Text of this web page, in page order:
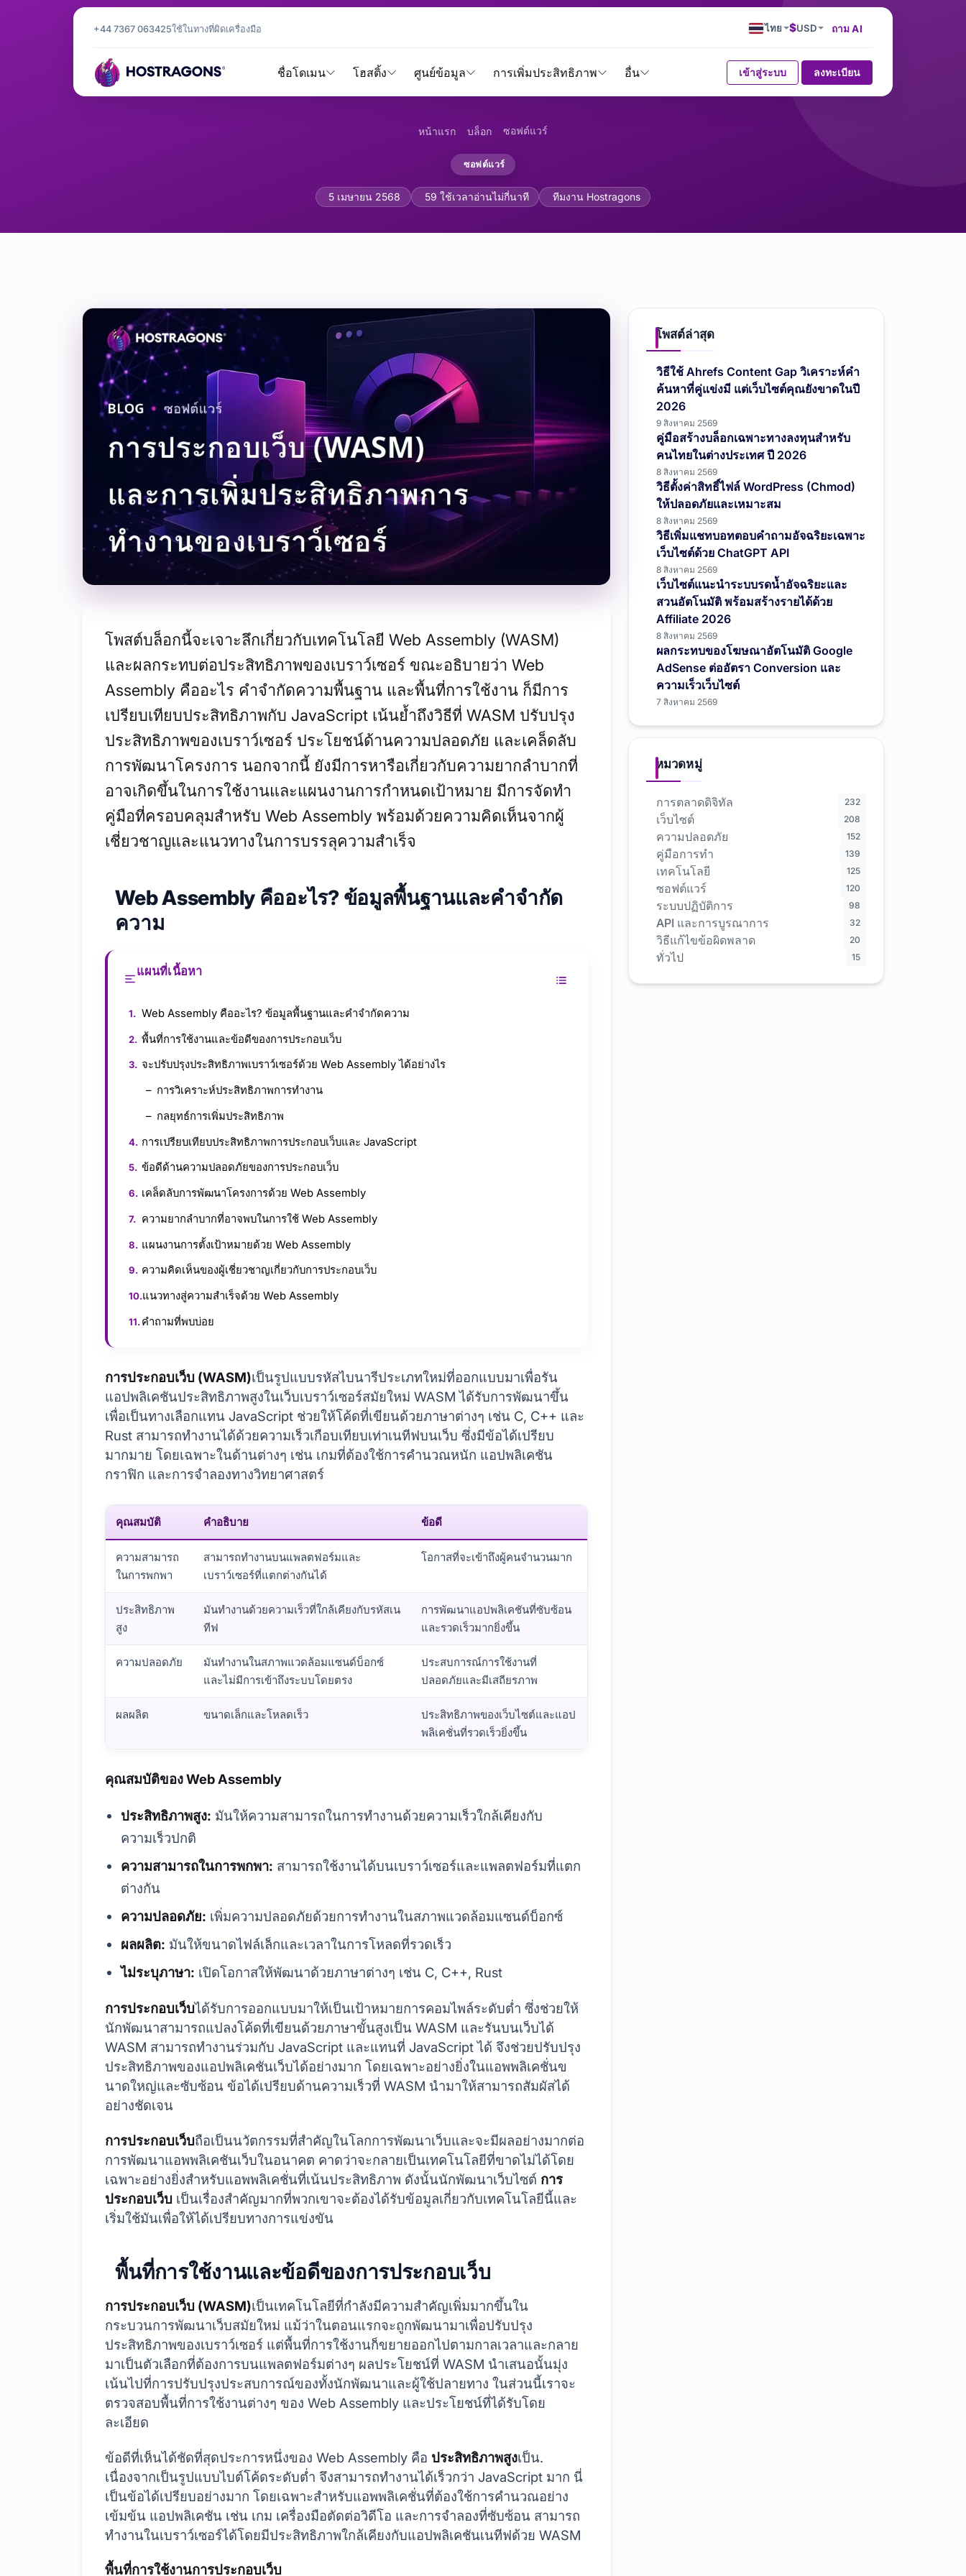
+44 7367 063425ใช้ในทางที่ผิดเครื่องมือ ไทย $USD ถาม AI
ชื่อโดเมน โฮสติ้ง ศูนย์ข้อมูล การเพิ่มประสิทธิภาพ อื่น เข้าสู่ระบบ ลงทะเบียน
หน้าแรก บล็อก ซอฟต์แวร์
ซอฟต์แวร์
การประกอบเว็บ (WASM) และการเพิ่มประสิทธิภาพการทำงาน
5 เมษายน 2568 59 ใช้เวลาอ่านไม่กี่นาที ทีมงาน Hostragons
โพสต์บล็อกนี้จะเจาะลึกเกี่ยวกับเทคโนโลยี Web Assembly (WASM)
และผลกระทบต่อประสิทธิภาพของเบราว์เซอร์ ขณะอธิบายว่า Web
Assembly คืออะไร คำจำกัดความพื้นฐาน และพื้นที่การใช้งาน ก็มีการ
เปรียบเทียบประสิทธิภาพกับ JavaScript เน้นย้ำถึงวิธีที่ WASM ปรับปรุง
ประสิทธิภาพของเบราว์เซอร์ ประโยชน์ด้านความปลอดภัย และเคล็ดลับ
การพัฒนาโครงการ นอกจากนี้ ยังมีการหารือเกี่ยวกับความยากลำบากที่
อาจเกิดขึ้นในการใช้งานและแผนงานการกำหนดเป้าหมาย มีการจัดทำ
คู่มือที่ครอบคลุมสำหรับ Web Assembly พร้อมด้วยความคิดเห็นจากผู้
เชี่ยวชาญและแนวทางในการบรรลุความสำเร็จ
Web Assembly คืออะไร? ข้อมูลพื้นฐานและคำจำกัด
ความ
แผนที่เนื้อหา
Web Assembly คืออะไร? ข้อมูลพื้นฐานและคำจำกัดความ
พื้นที่การใช้งานและข้อดีของการประกอบเว็บ
จะปรับปรุงประสิทธิภาพเบราว์เซอร์ด้วย Web Assembly ได้อย่างไร
การวิเคราะห์ประสิทธิภาพการทำงาน
กลยุทธ์การเพิ่มประสิทธิภาพ
การเปรียบเทียบประสิทธิภาพการประกอบเว็บและ JavaScript
ข้อดีด้านความปลอดภัยของการประกอบเว็บ
เคล็ดลับการพัฒนาโครงการด้วย Web Assembly
ความยากลำบากที่อาจพบในการใช้ Web Assembly
แผนงานการตั้งเป้าหมายด้วย Web Assembly
ความคิดเห็นของผู้เชี่ยวชาญเกี่ยวกับการประกอบเว็บ
แนวทางสู่ความสำเร็จด้วย Web Assembly
คำถามที่พบบ่อย
การประกอบเว็บ (WASM)เป็นรูปแบบรหัสไบนารีประเภทใหม่ที่ออกแบบมาเพื่อรัน
แอปพลิเคชันประสิทธิภาพสูงในเว็บเบราว์เซอร์สมัยใหม่ WASM ได้รับการพัฒนาขึ้น
เพื่อเป็นทางเลือกแทน JavaScript ช่วยให้โค้ดที่เขียนด้วยภาษาต่างๆ เช่น C, C++ และ
Rust สามารถทำงานได้ด้วยความเร็วเกือบเทียบเท่าเนทีฟบนเว็บ ซึ่งมีข้อได้เปรียบ
มากมาย โดยเฉพาะในด้านต่างๆ เช่น เกมที่ต้องใช้การคำนวณหนัก แอปพลิเคชัน
กราฟิก และการจำลองทางวิทยาศาสตร์
คุณสมบัติ คำอธิบาย ข้อดี
ความสามารถ
ในการพกพา
สามารถทำงานบนแพลตฟอร์มและ
เบราว์เซอร์ที่แตกต่างกันได้
โอกาสที่จะเข้าถึงผู้คนจำนวนมาก
ประสิทธิภาพ
สูง
มันทำงานด้วยความเร็วที่ใกล้เคียงกับรหัสเน
ทีฟ
การพัฒนาแอปพลิเคชันที่ซับซ้อน
และรวดเร็วมากยิ่งขึ้น
ความปลอดภัย
มันทำงานในสภาพแวดล้อมแซนด์บ็อกซ์
และไม่มีการเข้าถึงระบบโดยตรง
ประสบการณ์การใช้งานที่
ปลอดภัยและมีเสถียรภาพ
ผลผลิต ขนาดเล็กและโหลดเร็ว
ประสิทธิภาพของเว็บไซต์และแอป
พลิเคชั่นที่รวดเร็วยิ่งขึ้น
คุณสมบัติของ Web Assembly
ประสิทธิภาพสูง: มันให้ความสามารถในการทำงานด้วยความเร็วใกล้เคียงกับ
ความเร็วปกติ
ความสามารถในการพกพา: สามารถใช้งานได้บนเบราว์เซอร์และแพลตฟอร์มที่แตก
ต่างกัน
ความปลอดภัย: เพิ่มความปลอดภัยด้วยการทำงานในสภาพแวดล้อมแซนด์บ็อกซ์
ผลผลิต: มันให้ขนาดไฟล์เล็กและเวลาในการโหลดที่รวดเร็ว
ไม่ระบุภาษา: เปิดโอกาสให้พัฒนาด้วยภาษาต่างๆ เช่น C, C++, Rust
การประกอบเว็บได้รับการออกแบบมาให้เป็นเป้าหมายการคอมไพล์ระดับต่ำ ซึ่งช่วยให้
นักพัฒนาสามารถแปลงโค้ดที่เขียนด้วยภาษาขั้นสูงเป็น WASM และรันบนเว็บได้
WASM สามารถทำงานร่วมกับ JavaScript และแทนที่ JavaScript ได้ จึงช่วยปรับปรุง
ประสิทธิภาพของแอปพลิเคชันเว็บได้อย่างมาก โดยเฉพาะอย่างยิ่งในแอพพลิเคชั่นข
นาดใหญ่และซับซ้อน ข้อได้เปรียบด้านความเร็วที่ WASM นำมาให้สามารถสัมผัสได้
อย่างชัดเจน
การประกอบเว็บถือเป็นนวัตกรรมที่สำคัญในโลกการพัฒนาเว็บและจะมีผลอย่างมากต่อ
การพัฒนาแอพพลิเคชันเว็บในอนาคต คาดว่าจะกลายเป็นเทคโนโลยีที่ขาดไม่ได้โดย
เฉพาะอย่างยิ่งสำหรับแอพพลิเคชั่นที่เน้นประสิทธิภาพ ดังนั้นนักพัฒนาเว็บไซต์ การ
ประกอบเว็บ เป็นเรื่องสำคัญมากที่พวกเขาจะต้องได้รับข้อมูลเกี่ยวกับเทคโนโลยีนี้และ
เริ่มใช้มันเพื่อให้ได้เปรียบทางการแข่งขัน
พื้นที่การใช้งานและข้อดีของการประกอบเว็บ
การประกอบเว็บ (WASM)เป็นเทคโนโลยีที่กำลังมีความสำคัญเพิ่มมากขึ้นใน
กระบวนการพัฒนาเว็บสมัยใหม่ แม้ว่าในตอนแรกจะถูกพัฒนามาเพื่อปรับปรุง
ประสิทธิภาพของเบราว์เซอร์ แต่พื้นที่การใช้งานก็ขยายออกไปตามกาลเวลาและกลาย
มาเป็นตัวเลือกที่ต้องการบนแพลตฟอร์มต่างๆ ผลประโยชน์ที่ WASM นำเสนอนั้นมุ่ง
เน้นไปที่การปรับปรุงประสบการณ์ของทั้งนักพัฒนาและผู้ใช้ปลายทาง ในส่วนนี้เราจะ
ตรวจสอบพื้นที่การใช้งานต่างๆ ของ Web Assembly และประโยชน์ที่ได้รับโดย
ละเอียด
ข้อดีที่เห็นได้ชัดที่สุดประการหนึ่งของ Web Assembly คือ ประสิทธิภาพสูงเป็น.
เนื่องจากเป็นรูปแบบไบต์โค้ดระดับต่ำ จึงสามารถทำงานได้เร็วกว่า JavaScript มาก นี่
เป็นข้อได้เปรียบอย่างมาก โดยเฉพาะสำหรับแอพพลิเคชั่นที่ต้องใช้การคำนวณอย่าง
เข้มข้น แอปพลิเคชัน เช่น เกม เครื่องมือตัดต่อวิดีโอ และการจำลองที่ซับซ้อน สามารถ
ทำงานในเบราว์เซอร์ได้โดยมีประสิทธิภาพใกล้เคียงกับแอปพลิเคชันเนทีฟด้วย WASM
พื้นที่การใช้งานการประกอบเว็บ
โพสต์ล่าสุด
วิธีใช้ Ahrefs Content Gap วิเคราะห์คำ
ค้นหาที่คู่แข่งมี แต่เว็บไซต์คุณยังขาดในปี
2026
9 สิงหาคม 2569
คู่มือสร้างบล็อกเฉพาะทางลงทุนสำหรับ
คนไทยในต่างประเทศ ปี 2026
8 สิงหาคม 2569
วิธีตั้งค่าสิทธิ์ไฟล์ WordPress (Chmod)
ให้ปลอดภัยและเหมาะสม
8 สิงหาคม 2569
วิธีเพิ่มแชทบอทตอบคำถามอัจฉริยะเฉพาะ
เว็บไซต์ด้วย ChatGPT API
8 สิงหาคม 2569
เว็บไซต์แนะนำระบบรดน้ำอัจฉริยะและ
สวนอัตโนมัติ พร้อมสร้างรายได้ด้วย
Affiliate 2026
8 สิงหาคม 2569
ผลกระทบของโฆษณาอัตโนมัติ Google
AdSense ต่ออัตรา Conversion และ
ความเร็วเว็บไซต์
7 สิงหาคม 2569
หมวดหมู่
การตลาดดิจิทัล 232
เว็บไซต์ 208
ความปลอดภัย 152
คู่มือการทำ 139
เทคโนโลยี 125
ซอฟต์แวร์ 120
ระบบปฏิบัติการ 98
API และการบูรณาการ 32
วิธีแก้ไขข้อผิดพลาด 20
ทั่วไป 15